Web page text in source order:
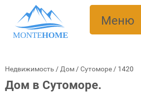
MONTEHOME
Меню
Недвижимость / Дом /Сутоморе / 1420
Дом в Сутоморе.